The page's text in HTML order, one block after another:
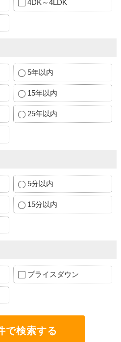
4DK～4LDK
5年以内
15年以内
25年以内
5分以内
15分以内
プライスダウン